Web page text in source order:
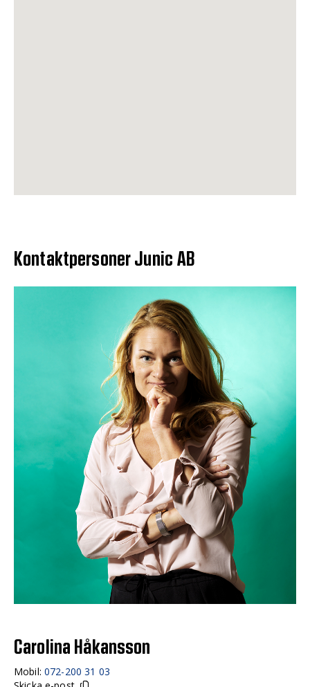
Kontaktpersoner Junic AB
Carolina Håkansson
Mobil: 072-200 31 03